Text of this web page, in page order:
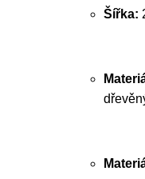
Šířka: